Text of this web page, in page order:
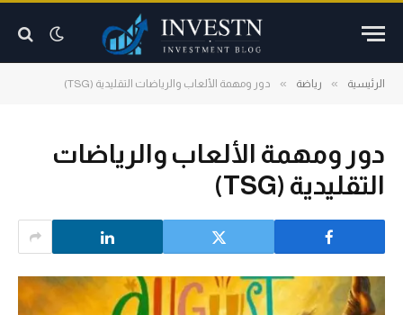
الرئيسية » رياضة » دور ومهمة الألعاب والرياضات التقليدية (TSG)
دور ومهمة الألعاب والرياضات
التقليدية (TSG)